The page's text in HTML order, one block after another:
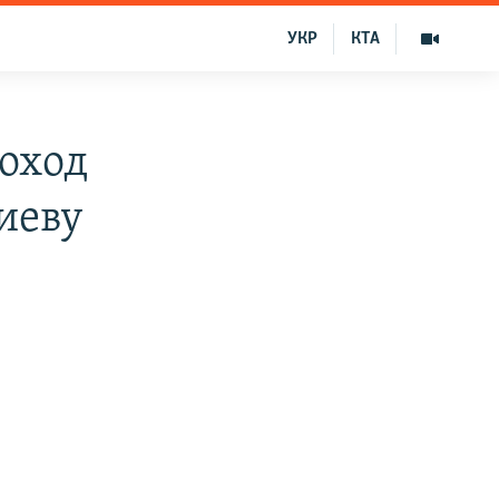
КТА
УКР